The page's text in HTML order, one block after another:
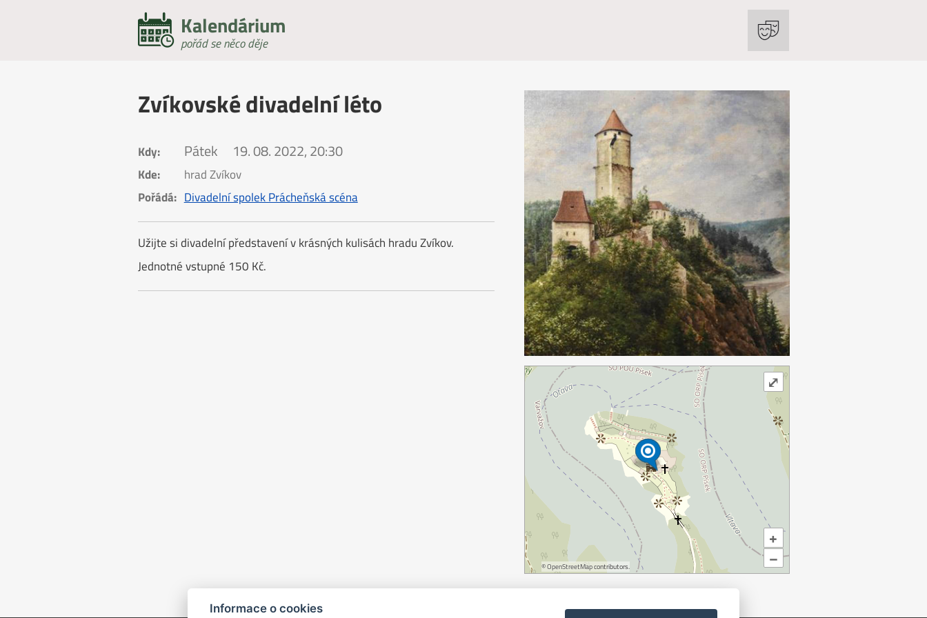
Kalendárium
pořád se něco děje
Zvíkovské divadelní léto
Kdy: Pátek 19. 08. 2022, 20:30
Kde:
hrad Zvíkov
Pořádá: Divadelní spolek Prácheňská scéna
Užijte si divadelní představení v krásných kulisách hradu Zvíkov.
Jednotné vstupné 150 Kč.
+
–
©OpenStreetMapcontributors.
⤢
Informace o cookies